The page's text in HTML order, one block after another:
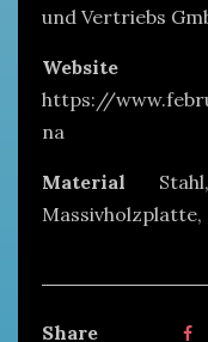
und Vertriebs
Website
https://
na
Material
Massivholzplatte,
Share